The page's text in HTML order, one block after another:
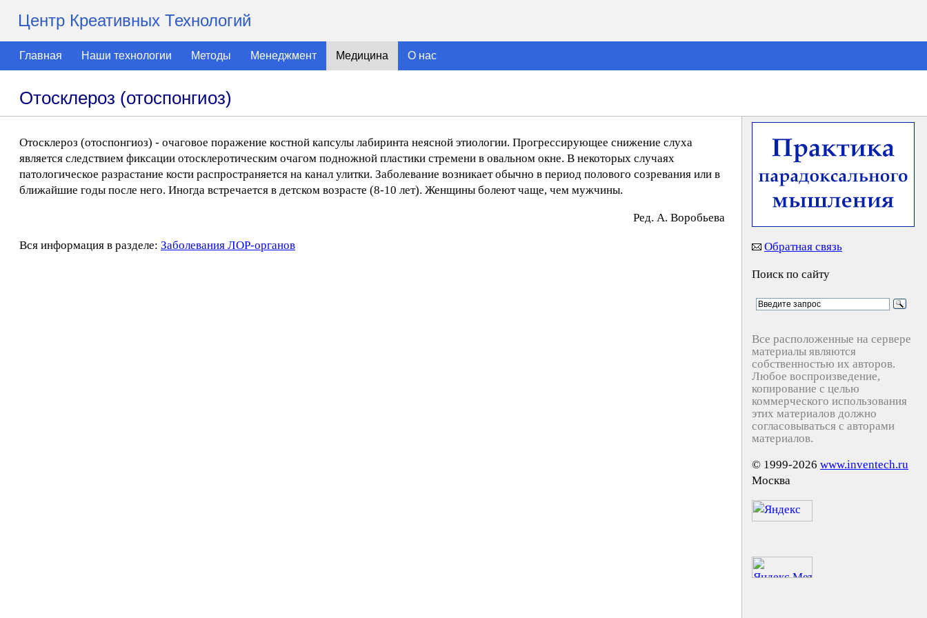
Центр Креативных Технологий
Главная Наши технологии Методы Менеджмент Медицина О нас
Отосклероз (отоспонгиоз)
Отосклероз (отоспонгиоз) - очаговое поражение костной капсулы лабиринта неясной этиологии. Прогрессирующее снижение слуха
является следствием фиксации отосклеротическим очагом подножной пластики стремени в овальном окне. В некоторых случаях
патологическое разрастание кости распространяется на канал улитки. Заболевание возникает обычно в период полового созревания или в
ближайшие годы после него. Иногда встречается в детском возрасте (8-10 лет). Женщины болеют чаще, чем мужчины.
Peд. A. Bopoбьeвa
Вся информация в разделе: Заболевания ЛОР-органов Обратная связь
Поиск по сайту
Все расположенные на сервере
материалы являются
собственностью их авторов.
Любое воспроизведение,
копирование с целью
коммерческого использования
этих материалов должно
согласовываться с авторами
материалов.
© 1999-2026 www.inventech.ru
Москва